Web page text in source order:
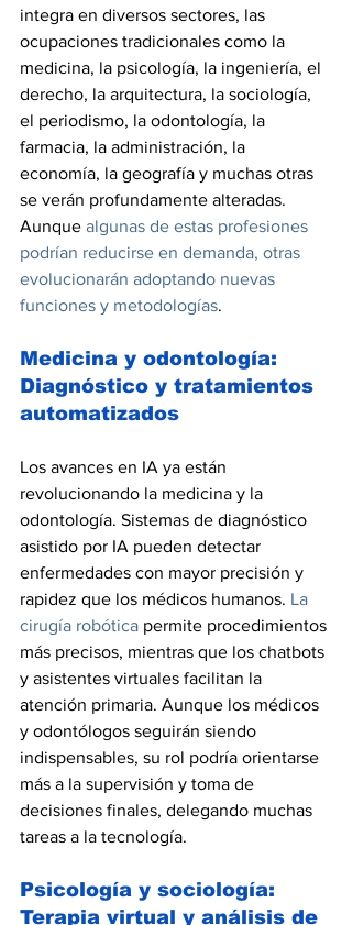
integra en diversos sectores, las
ocupaciones tradicionales como la
medicina, la psicología, la ingeniería, el
derecho, la arquitectura, la sociología,
el periodismo, la odontología, la
farmacia, la administración, la
economía, la geografía y muchas otras
se verán profundamente alteradas.
Aunque algunas de estas profesiones
podrían reducirse en demanda, otras
evolucionarán adoptando nuevas
funciones y metodologías.
Medicina y odontología:
Diagnóstico y tratamientos
automatizados
Los avances en IA ya están
revolucionando la medicina y la
odontología. Sistemas de diagnóstico
asistido por IA pueden detectar
enfermedades con mayor precisión y
rapidez que los médicos humanos. La
cirugía robótica permite procedimientos
más precisos, mientras que los chatbots
y asistentes virtuales facilitan la
atención primaria. Aunque los médicos
y odontólogos seguirán siendo
indispensables, su rol podría orientarse
más a la supervisión y toma de
decisiones finales, delegando muchas
tareas a la tecnología.
Psicología y sociología:
Terapia virtual y análisis de